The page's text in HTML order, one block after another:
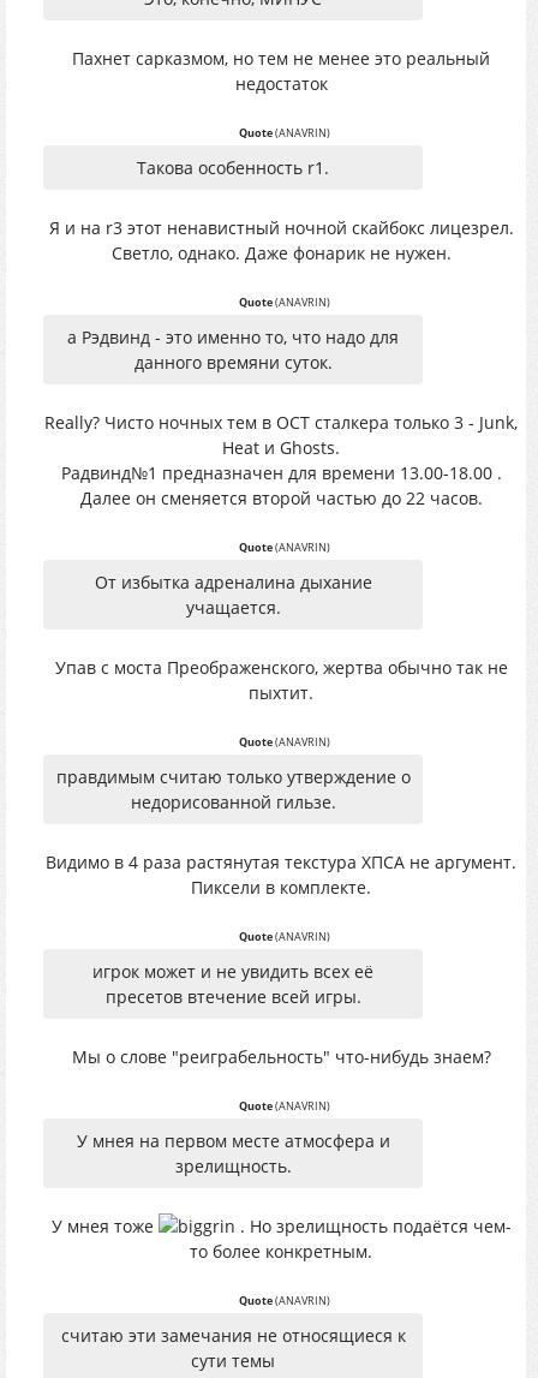
Пахнет сарказмом, но тем не менее это реальный
недостаток
Quote(ANAVRIN)
Такова особенность r1.
Я и на r3 этот ненавистный ночной скайбокс лицезрел.
Светло, однако. Даже фонарик не нужен.
Quote(ANAVRIN)
а Рэдвинд - это именно то, что надо для
данного времяни суток.
Really? Чисто ночных тем в ОСТ сталкера только 3 - Junk,
Heat и Ghosts.
Радвинд№1 предназначен для времени 13.00-18.00 .
Далее он сменяется второй частью до 22 часов.
Quote(ANAVRIN)
От избытка адреналина дыхание
учащается.
Упав с моста Преображенского, жертва обычно так не
пыхтит.
Quote(ANAVRIN)
правдимым считаю только утверждение о
недорисованной гильзе.
Видимо в 4 раза растянутая текстура ХПСА не аргумент.
Пиксели в комплекте.
Quote(ANAVRIN)
игрок может и не увидить всех её
пресетов втечение всей игры.
Мы о слове "реиграбельность" что-нибудь знаем?
Quote(ANAVRIN)
У мнея на первом месте атмосфера и
зрелищность.
У мнея тоже
. Но зрелищность подаётся чем-
то более конкретным.
Quote(ANAVRIN)
считаю эти замечания не относящиеся к
сути темы